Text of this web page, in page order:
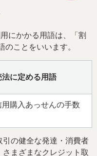
にかかる用語は、「割
のことをいいます。
法に定める用語
用購入あっせんの手数
の健全な発達・消費者
まざまなクレジット取